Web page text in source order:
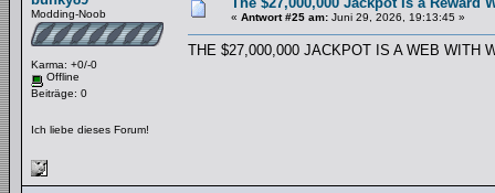
Modding-Noob
Karma: +0/-0
Offline
Beiträge: 0
Ich liebe dieses Forum!
« Antwort #25 am: Juni 29, 2026, 19:13:45 »
THE $27,000,000 JACKPOT IS A WEB WITH